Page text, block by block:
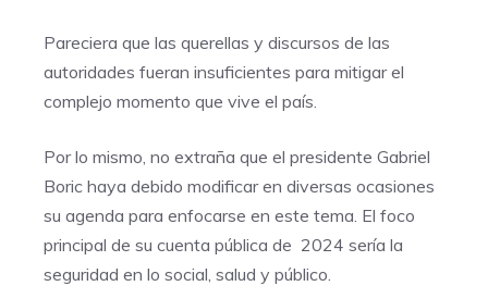
Pareciera que las querellas y discursos de las
autoridades fueran insuficientes para mitigar el
complejo momento que vive el país.
Por lo mismo, no extraña que el presidente Gabriel
Boric haya debido modificar en diversas ocasiones
su agenda para enfocarse en este tema. El foco
principal de su cuenta pública de 2024 sería la
seguridad en lo social, salud y público.